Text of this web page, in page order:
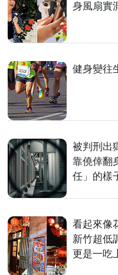
身風扇實
健身變往
被判刑出
靠僥倖翻
任」的樣
看起來像
新竹超低
更是一吃